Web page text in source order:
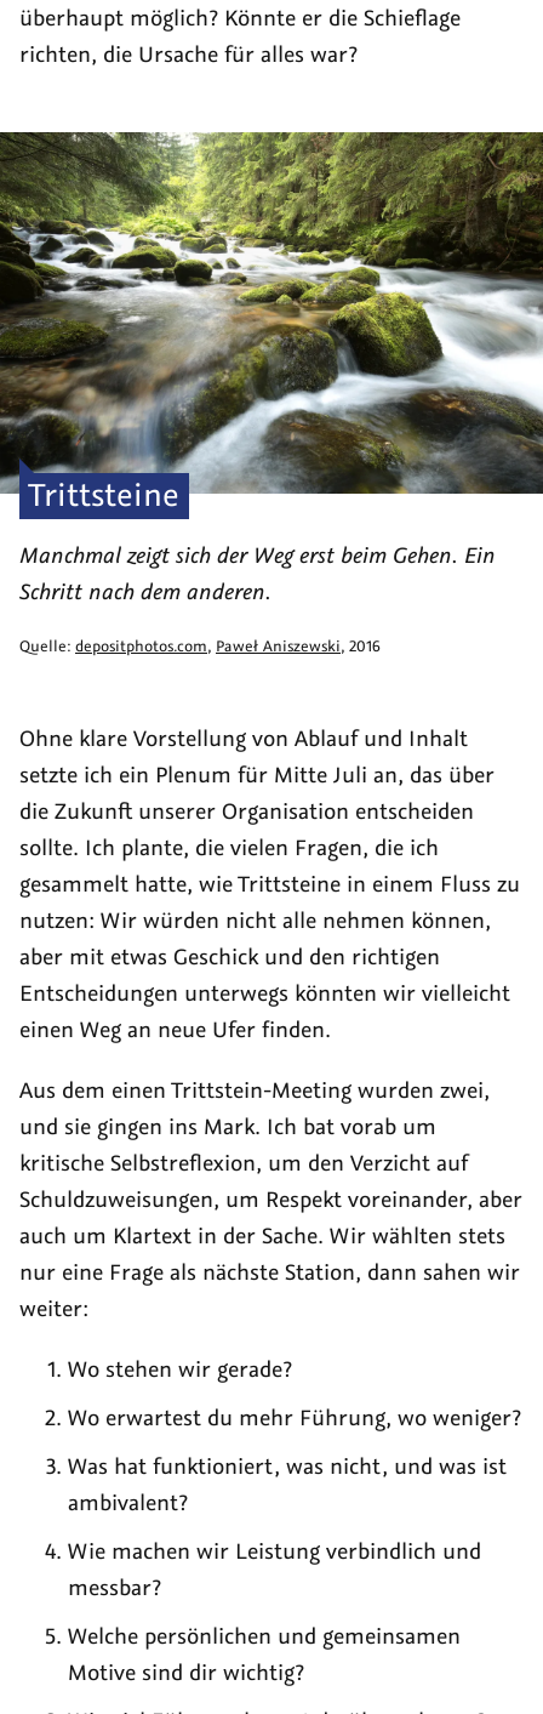
überhaupt möglich? Könnte er die Schieflage
richten, die Ursache für alles war?
Trittsteine
Manchmal zeigt sich der Weg erst beim Gehen. Ein
Schritt nach dem anderen.
Quelle: depositphotos.com, Paweł Aniszewski, 2016
Ohne klare Vorstellung von Ablauf und Inhalt
setzte ich ein Plenum für Mitte Juli an, das über
die Zukunft unserer Organisation entscheiden
sollte. Ich plante, die vielen Fragen, die ich
gesammelt hatte, wie Trittsteine in einem Fluss zu
nutzen: Wir würden nicht alle nehmen können,
aber mit etwas Geschick und den richtigen
Entscheidungen unterwegs könnten wir vielleicht
einen Weg an neue Ufer finden.
Aus dem einen Trittstein-Meeting wurden zwei,
und sie gingen ins Mark. Ich bat vorab um
kritische Selbstreflexion, um den Verzicht auf
Schuldzuweisungen, um Respekt voreinander, aber
auch um Klartext in der Sache. Wir wählten stets
nur eine Frage als nächste Station, dann sahen wir
weiter:
Wo stehen wir gerade?
Wo erwartest du mehr Führung, wo weniger?
Was hat funktioniert, was nicht, und was ist
ambivalent?
Wie machen wir Leistung verbindlich und
messbar?
Welche persönlichen und gemeinsamen
Motive sind dir wichtig?